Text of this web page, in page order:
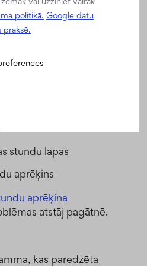
arī papīra formāta
lapu aizpildīšana
stundu lapas
aprēķins
aprēķina
atstāj pagātnē.
kas paredzēta
politikā. Google datu
praksē.